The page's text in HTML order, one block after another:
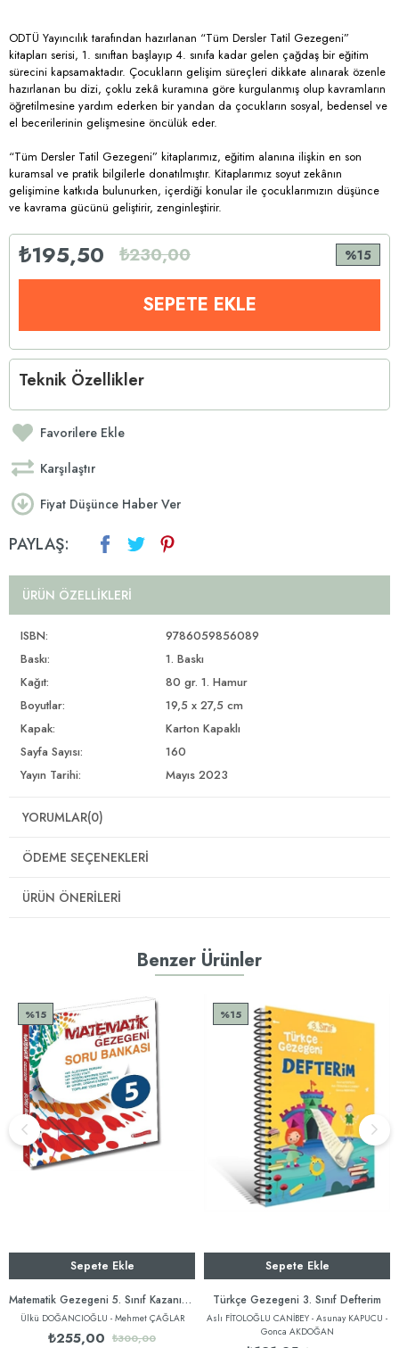
ODTÜ Yayıncılık tarafından hazırlanan “Tüm Dersler Tatil Gezegeni”
kitapları serisi, 1. sınıftan başlayıp 4. sınıfa kadar gelen çağdaş bir eğitim
sürecini kapsamaktadır. Çocukların gelişim süreçleri dikkate alınarak özenle
hazırlanan bu dizi, çoklu zekâ kuramına göre kurgulanmış olup kavramların
öğretilmesine yardım ederken bir yandan da çocukların sosyal, bedensel ve
el becerilerinin gelişmesine öncülük eder.
“Tüm Dersler Tatil Gezegeni” kitaplarımız, eğitim alanına ilişkin en son
kuramsal ve pratik bilgilerle donatılmıştır. Kitaplarımız soyut zekânın
gelişimine katkıda bulunurken, içerdiği konular ile çocuklarımızın düşünce
ve kavrama gücünü geliştirir, zenginleştirir.
₺230,00
₺195,50 15
Teknik Özellikler
Favorilere Ekle
Karşılaştır
Fiyat Düşünce Haber Ver
PAYLAŞ:
ÜRÜN ÖZELLIKLERI
ISBN:
9786059856089
Baskı:
1. Baskı
Kağıt:
80 gr. 1. Hamur
Boyutlar:
19,5 x 27,5 cm
Kapak:
Karton Kapaklı
Sayfa Sayısı:
160
Yayın Tarihi:
Mayıs 2023
YORUMLAR(0)
ÖDEME SEÇENEKLERI
ÜRÜN ÖNERILERI
Benzer Ürünler
Sepete Ekle
Matematik Gezegeni 5. Sınıf Kazanımlı Soru Bankası
Ülkü DOĞANCIOĞLU - Mehmet ÇAĞLAR
₺255,00 ₺300,00
%15
Sepete Ekle
Türkçe Gezegeni 3. Sınıf Defterim
Aslı FİTOLOĞLU CANİBEY - Asunay KAPUCU -
Gonca AKDOĞAN
%15